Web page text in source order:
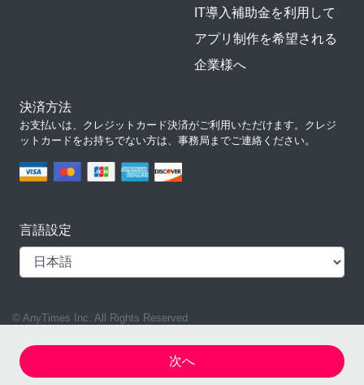
IT導入補助金を利用して
アプリ制作を希望される
企業様へ
決済方法
お支払いは、クレジットカード決済がご利用いただけます。クレジ
ットカードをお持ちでない方は、事務局までご連絡ください。
言語設定
© AnyTimes Inc. All Rights Reserved